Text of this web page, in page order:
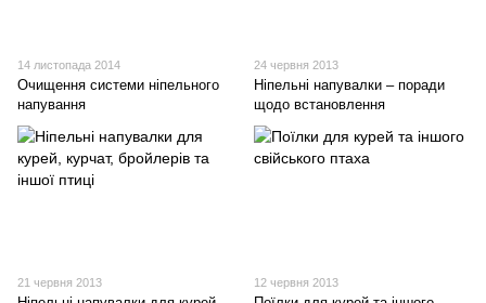
14 листопада 2014
Очищення системи ніпельного
напування
24 червня 2013
Ніпельні напувалки – поради
щодо встановлення
21 червня 2013 12 червня 2013